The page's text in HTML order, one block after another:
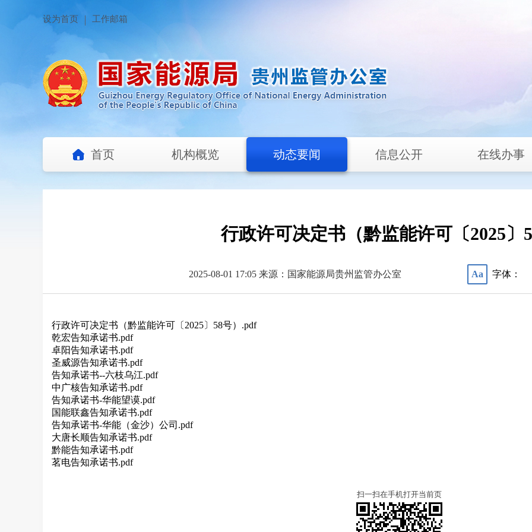
设为首页 工作邮箱
首页 机构概览 动态要闻 信息公开 在线办事
行政许可决定书（黔监能许可〔2025〕
2025-08-01 17:05 来源：国家能源局贵州监管办公室 Aa 字体：
行政许可决定书（黔监能许可〔2025〕58号）.pdf
乾宏告知承诺书.pdf
卓阳告知承诺书.pdf
圣威源告知承诺书.pdf
告知承诺书--六枝乌江.pdf
中广核告知承诺书.pdf
告知承诺书-华能望谟.pdf
国能联鑫告知承诺书.pdf
告知承诺书-华能（金沙）公司.pdf
大唐长顺告知承诺书.pdf
黔能告知承诺书.pdf
茗电告知承诺书.pdf
扫一扫在手机打开当前页